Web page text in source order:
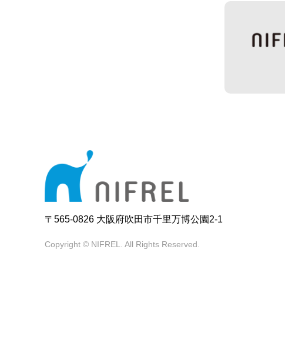
〒565-0826 大阪府吹田市千里万博公園2-1
Copyright © NIFREL. All Rights Reserved.